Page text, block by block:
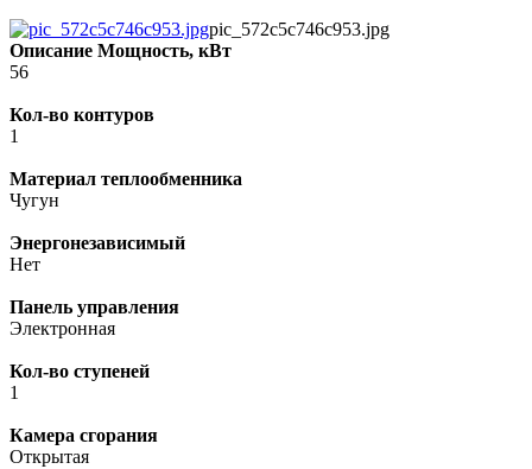
pic_572c5c746c953.jpg
Описание Мощность, кВт
56
Кол-во контуров
1
Материал теплообменника
Чугун
Энергонезависимый
Нет
Панель управления
Электронная
Кол-во ступеней
1
Камера сгорания
Открытая